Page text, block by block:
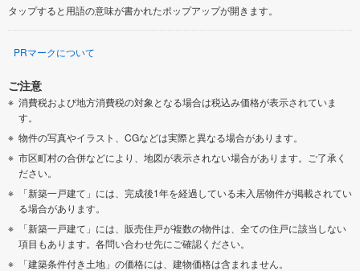
タップすると用語の意味が書かれたポップアップが開きます。
PRマークについて
ご注意
消費税および地方消費税の対象となる場合は税込み価格が表示されていま
す。
物件の写真やイラスト、CGなどは実際と異なる場合があります。
市区町村の合併などにより、地図が表示されない場合があります。ご了承く
ださい。
「新築一戸建て」には、完成後1年を経過している未入居物件が掲載されてい
る場合があります。
「新築一戸建て」には、販売住戸が複数の物件は、全ての住戸に該当しない
項目もあります。各問い合わせ先にご確認ください。
「建築条件付き土地」の価格には、建物価格は含まれません。